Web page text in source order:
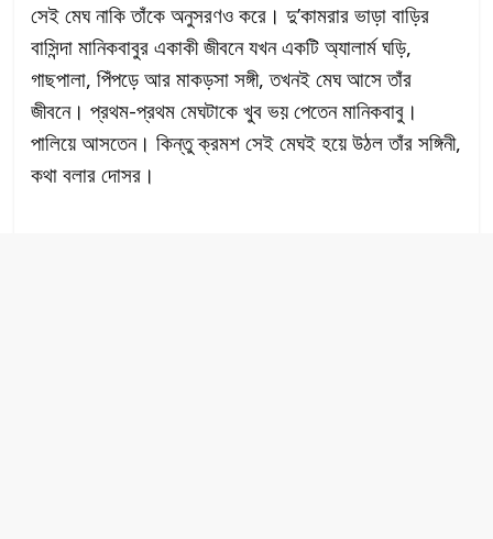
সেই মেঘ নাকি তাঁকে অনুসরণও করে। দু’কামরার ভাড়া বাড়ির
বাসিন্দা মানিকবাবুর একাকী জীবনে যখন একটি অ্যালার্ম ঘড়ি,
গাছপালা, পিঁপড়ে আর মাকড়সা সঙ্গী, তখনই মেঘ আসে তাঁর
জীবনে। প্রথম-প্রথম মেঘটাকে খুব ভয় পেতেন মানিকবাবু।
পালিয়ে আসতেন। কিন্তু ক্রমশ সেই মেঘই হয়ে উঠল তাঁর সঙ্গিনী,
কথা বলার দোসর।